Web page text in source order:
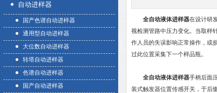
自动进样器
国产色谱自动进样器
通用型自动进样器
大位数自动进样器
转塔自动进样器
色谱自动进样器
国产自动进样器
全自动液体进样器在设计研
视检测管路中压力变化。当取样
作人员的失误影响正常操作，或
过此位置采集下一个样品瓶。
全自动液体进样器手柄后面
装式触发器位置传感开关，于后